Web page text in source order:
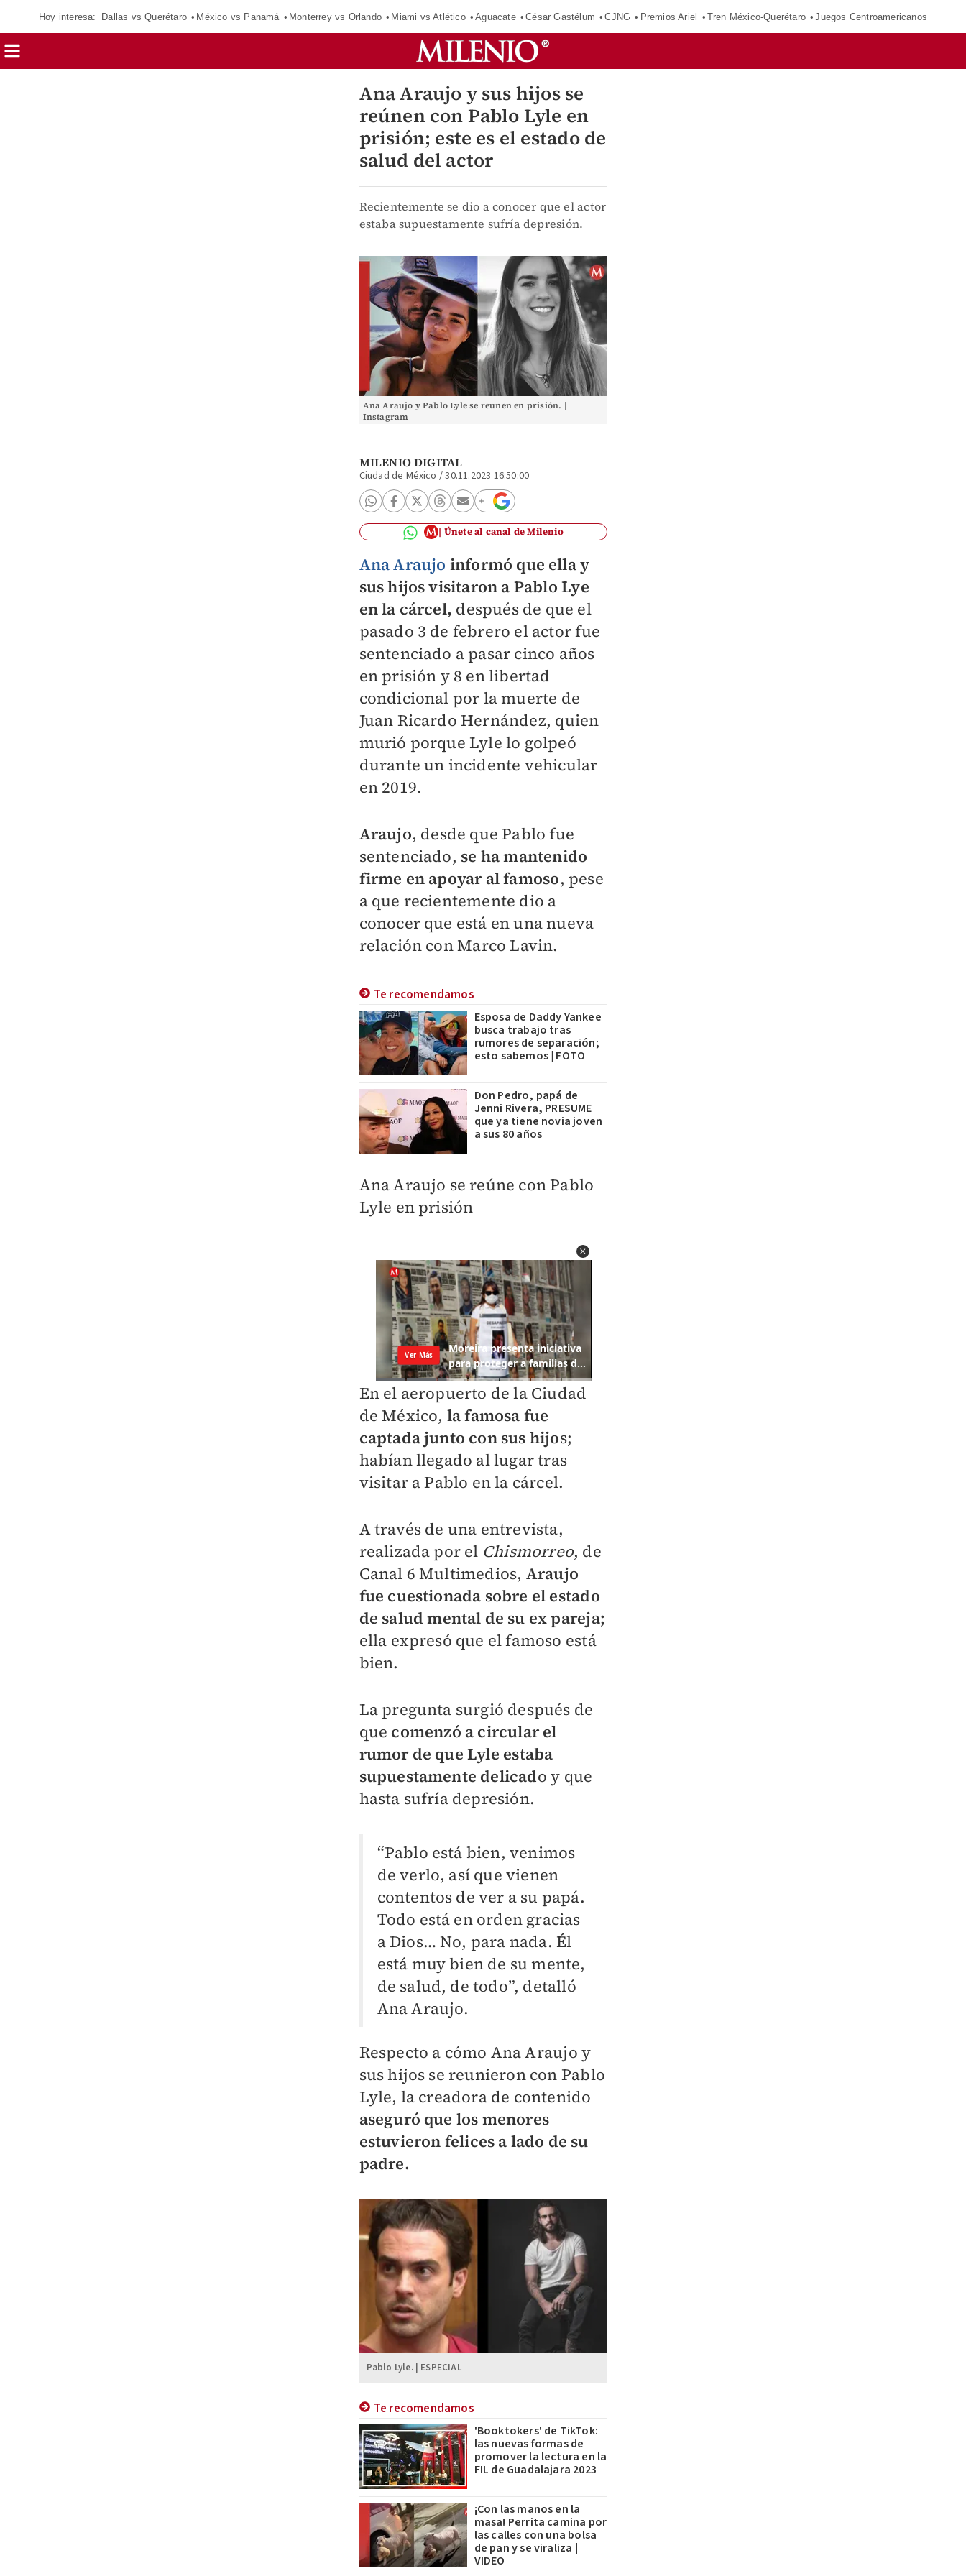
Hoy interesa: Dallas vs Querétaro México vs Panamá Monterrey vs Orlando Miami vs Atlético Aguacate César Gastélum CJNG Premios Ariel Tren México-Querétaro Juegos Centroamericanos
Ana Araujo y sus hijos se
reúnen con Pablo Lyle en
prisión; este es el estado de
salud del actor
Recientemente se dio a conocer que el actor
estaba supuestamente sufría depresión.
Ana Araujo y Pablo Lyle se reunen en prisión. |
Instagram
MILENIO DIGITAL
Ciudad de México /30.11.2023 16:50:00
Únete al canal de Milenio
Ana Araujo informó que ella y
sus hijos visitaron a Pablo Lye
en la cárcel, después de que el
pasado 3 de febrero el actor fue
sentenciado a pasar cinco años
en prisión y 8 en libertad
condicional por la muerte de
Juan Ricardo Hernández, quien
murió porque Lyle lo golpeó
durante un incidente vehicular
en 2019.
Araujo, desde que Pablo fue
sentenciado, se ha mantenido
firme en apoyar al famoso, pese
a que recientemente dio a
conocer que está en una nueva
relación conMarco Lavin.
Te recomendamos
Esposa de Daddy Yankee
busca trabajo tras
rumores de separación;
esto sabemos | FOTO
Don Pedro, papá de
Jenni Rivera, PRESUME
que ya tiene novia joven
a sus 80 años
Ana Araujo se reúne con Pablo
Lyle en prisión
En el aeropuerto de la Ciudad
de México, la famosa fue
captada junto con sus hijos;
habían llegado al lugar tras
visitar a Pablo en la cárcel.
A través de una entrevista,
realizada por el Chismorreo, de
Canal 6 Multimedios, Araujo
fue cuestionada sobre el estado
de salud mental de su ex pareja;
ella expresó que el famoso está
bien.
La pregunta surgió después de
que comenzó a circular el
rumor de que Lyle estaba
supuestamente delicado y que
hasta sufría depresión.
“Pablo está bien, venimos
de verlo, así que vienen
contentos de ver a su papá.
Todo está en orden gracias
a Dios… No, para nada. Él
está muy bien de su mente,
de salud, de todo”, detalló
Ana Araujo.
Respecto a cómo Ana Araujo y
sus hijos se reunieron con Pablo
Lyle, la creadora de contenido
aseguró que los menores
estuvieron felices a lado de su
padre.
Pablo Lyle. | ESPECIAL
Te recomendamos
'Booktokers' de TikTok:
las nuevas formas de
promover la lectura en la
FIL de Guadalajara 2023
¡Con las manos en la
masa! Perrita camina por
las calles con una bolsa
de pan y se viraliza |
VIDEO